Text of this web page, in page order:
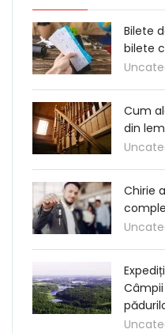
Bilete
bilete
Cum
din
Chirie